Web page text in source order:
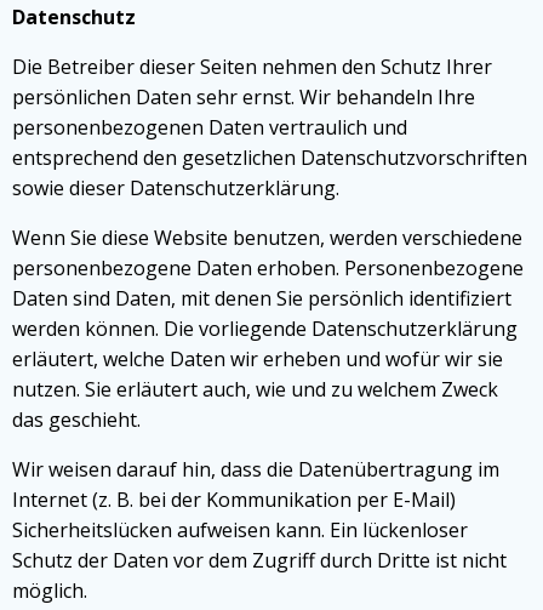
Datenschutz
Die Betreiber dieser Seiten nehmen den Schutz Ihrer
persönlichen Daten sehr ernst. Wir behandeln Ihre
personenbezogenen Daten vertraulich und
entsprechend den gesetzlichen Datenschutzvorschriften
sowie dieser Datenschutzerklärung.
Wenn Sie diese Website benutzen, werden verschiedene
personenbezogene Daten erhoben. Personenbezogene
Daten sind Daten, mit denen Sie persönlich identifiziert
werden können. Die vorliegende Datenschutzerklärung
erläutert, welche Daten wir erheben und wofür wir sie
nutzen. Sie erläutert auch, wie und zu welchem Zweck
das geschieht.
Wir weisen darauf hin, dass die Datenübertragung im
Internet (z. B. bei der Kommunikation per E-Mail)
Sicherheitslücken aufweisen kann. Ein lückenloser
Schutz der Daten vor dem Zugriff durch Dritte ist nicht
möglich.